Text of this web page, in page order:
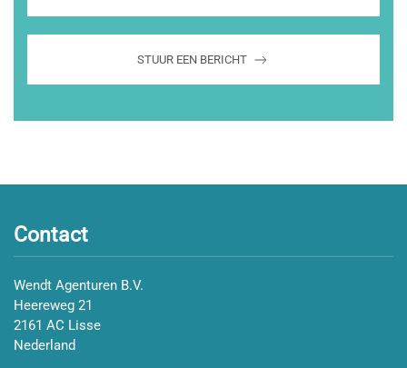
STUUR EEN BERICHT
Contact
Wendt Agenturen B.V.
Heereweg 21
2161 AC Lisse
Nederland